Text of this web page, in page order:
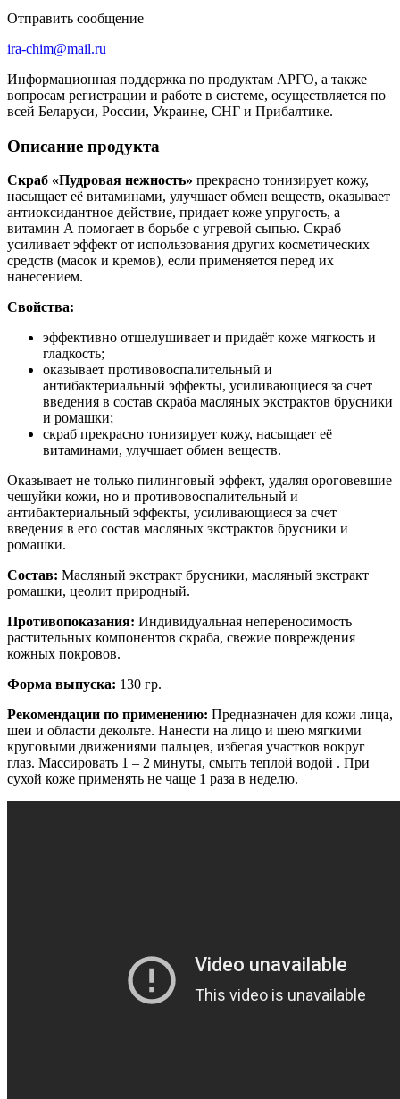
Отправить сообщение
ira-chim@mail.ru
Информационная поддержка по продуктам АРГО, а также
вопросам регистрации и работе в системе, осуществляется по
всей Беларуси, России, Украине, СНГ и Прибалтике.
Описание продукта
Скраб «Пудровая нежность» прекрасно тонизирует кожу,
насыщает её витаминами, улучшает обмен веществ, оказывает
антиоксидантное действие, придает коже упругость, а
витамин А помогает в борьбе с угревой сыпью. Скраб
усиливает эффект от использования других косметических
средств (масок и кремов), если применяется перед их
нанесением.
Свойства:
эффективно отшелушивает и придаёт коже мягкость и
гладкость;
оказывает противовоспалительный и
антибактериальный эффекты, усиливающиеся за счет
введения в состав скраба масляных экстрактов брусники
и ромашки;
скраб прекрасно тонизирует кожу, насыщает её
витаминами, улучшает обмен веществ.
Оказывает не только пилинговый эффект, удаляя ороговевшие
чешуйки кожи, но и противовоспалительный и
антибактериальный эффекты, усиливающиеся за счет
введения в его состав масляных экстрактов брусники и
ромашки.
Состав: Масляный экстракт брусники, масляный экстракт
ромашки, цеолит природный.
Противопоказания: Индивидуальная непереносимость
растительных компонентов скраба, свежие повреждения
кожных покровов.
Форма выпуска: 130 гр.
Рекомендации по применению: Предназначен для кожи лица,
шеи и области декольте. Нанести на лицо и шею мягкими
круговыми движениями пальцев, избегая участков вокруг
глаз. Массировать 1 – 2 минуты, смыть теплой водой . При
сухой коже применять не чаще 1 раза в неделю.